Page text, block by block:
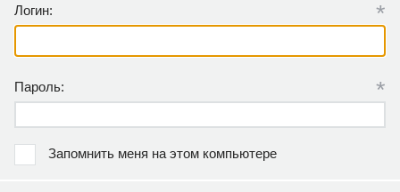
Логин: *
Пароль: *
Запомнить меня на этом компьютере